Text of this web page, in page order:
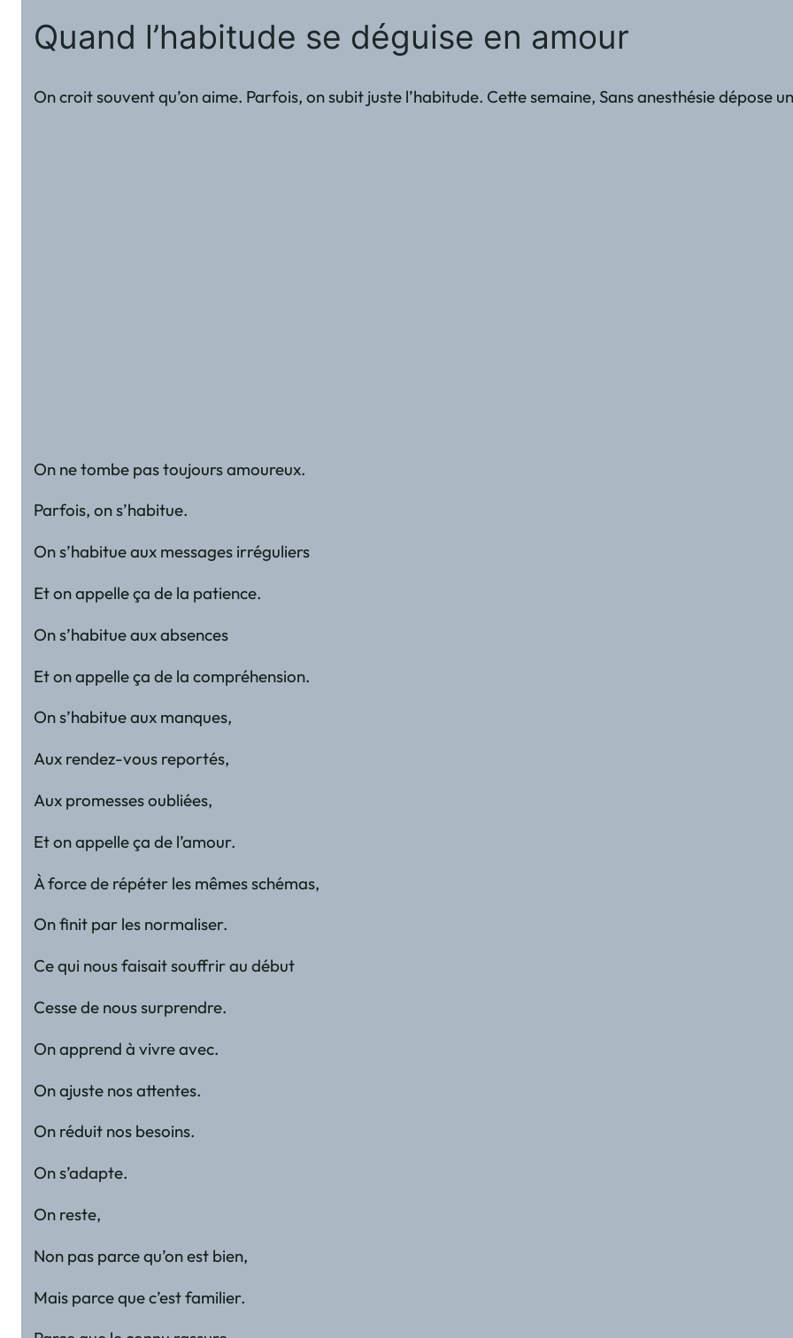
Quand l’habitude se déguise en amour
On croit souvent qu’on aime. Parfois, on subit juste l’habitude. Cette semaine, Sans anesthésie dépose
On ne tombe pas toujours amoureux.
Parfois, on s’habitue.
On s’habitue aux messages irréguliers
Et on appelle ça de la patience.
On s’habitue aux absences
Et on appelle ça de la compréhension.
On s’habitue aux manques,
Aux rendez-vous reportés,
Aux promesses oubliées,
Et on appelle ça de l’amour.
À force de répéter les mêmes schémas,
On finit par les normaliser.
Ce qui nous faisait souffrir au début
Cesse de nous surprendre.
On apprend à vivre avec.
On ajuste nos attentes.
On réduit nos besoins.
On s’adapte.
On reste,
Non pas parce qu’on est bien,
Mais parce que c’est familier.